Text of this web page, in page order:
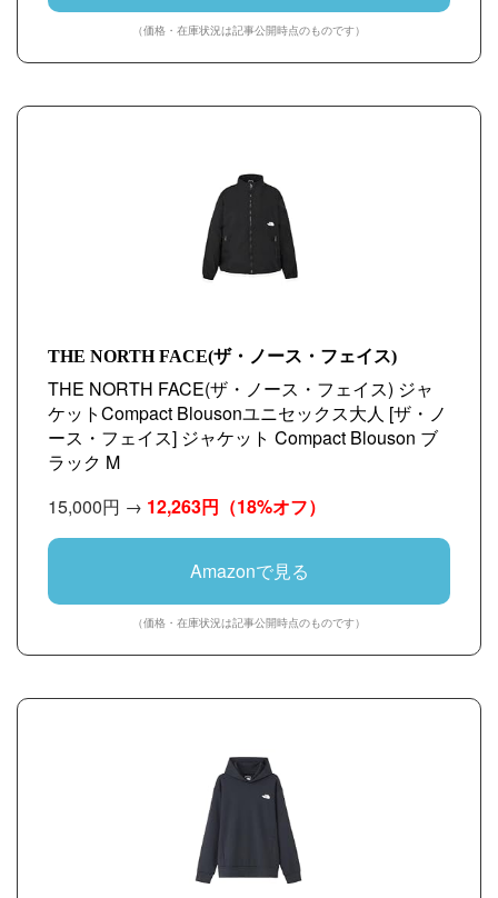
（価格・在庫状況は記事公開時点のものです）
THE NORTH FACE(ザ・ノース・フェイス)
THE NORTH FACE(ザ・ノース・フェイス) ジャ
ケットCompact Blousonユニセックス大人 [ザ・ノ
ース・フェイス] ジャケット Compact Blouson ブ
ラック M
15,000円 → 12,263円 （18%オフ）
Amazonで見る
（価格・在庫状況は記事公開時点のものです）